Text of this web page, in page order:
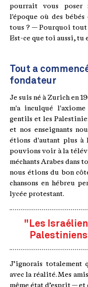
pourrait vous poser
l'époque où des bébés
tous ? — Pourquoi
Est-ce que toi aussi, tu
Tout a
fondateur
Je suis né à Zurich en
m'a inculqué
gentils et les
et nos enseignants
étions d'autant plus à
pouvions voir à la
méchants Arabes dans
nous étions du bon
chansons en hébreu
lycée protestant.
"Les
J’ignorais totalement
avec la réalité. Mes
même état d’esprit — et